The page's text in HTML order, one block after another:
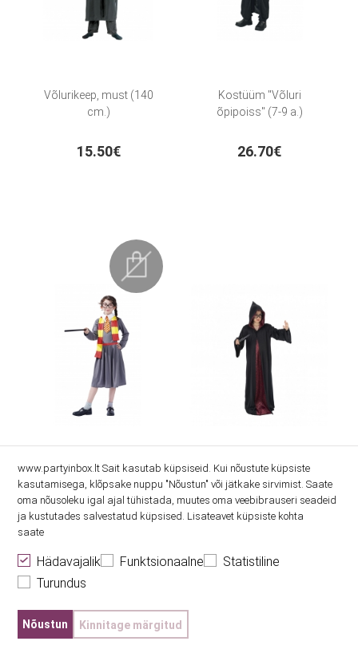
Võlurikeep, must (140
cm.)
15.50€
Kostüüm "Võluri
õpipoiss" (7-9 a.)
26.70€
Kostüüm "Sigatüüka
nõid" (7-9 a)
Võluri keep, kapuutsiga
(140 cm)
www.partyinbox.lt Sait kasutab küpsiseid. Kui nõustute küpsiste
kasutamisega, klõpsake nuppu "Nõustun" või jätkake sirvimist. Saate
oma nõusoleku igal ajal tühistada, muutes oma veebibrauseri seadeid
ja kustutades salvestatud küpsised. Lisateavet küpsiste kohta
saate
Hädavajalik Funktsionaalne
Statistiline
Turundus
Nõustun Kinnitage märgitud